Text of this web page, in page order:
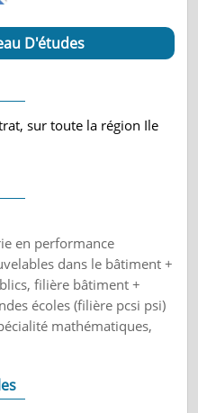
D'études
sur toute la région Ile
en performance
dans le bâtiment +
filière bâtiment +
écoles (filière pcsi psi)
mathématiques,